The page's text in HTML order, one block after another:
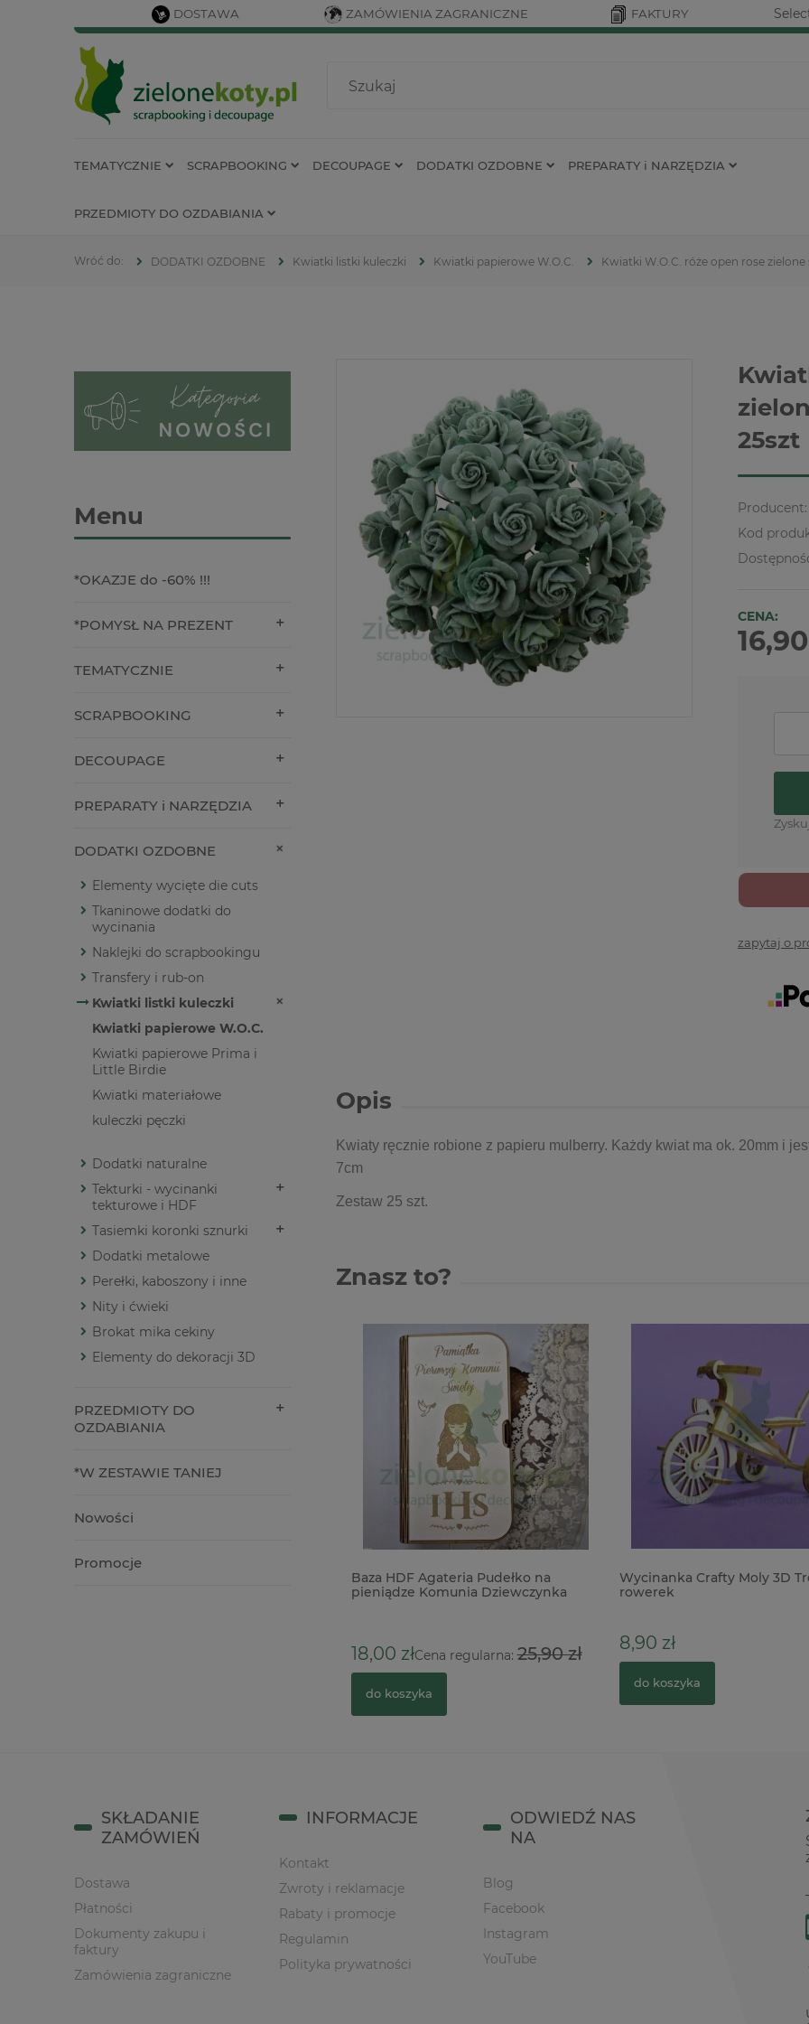
DOSTAWA ZAMÓWIENIA ZAGRANICZNE FAKTURY
TEMATYCZNIE SCRAPBOOKING DECOUPAGE DODATKI OZDOBNE PREPARATY i NARZĘDZIA
PRZEDMIOTY DO OZDABIANIA
DODATKI OZDOBNE Kwiatki listki kuleczki Kwiatki papierowe W.O.C. Kwiatki W.O.C. róże open rose
Menu
*OKAZJE do -60% !!!
*POMYSŁ NA PREZENT
TEMATYCZNIE
SCRAPBOOKING
DECOUPAGE
PREPARATY i NARZĘDZIA
DODATKI OZDOBNE
Elementy wycięte die cuts
Tkaninowe dodatki do
wycinania
Naklejki do scrapbookingu
Transfery i rub-on
Kwiatki listki kuleczki
Kwiatki papierowe W.O.C.
Kwiatki papierowe Prima i
Little Birdie
Kwiatki materiałowe
kuleczki pęczki
Dodatki naturalne
Tekturki - wycinanki
tekturowe i HDF
Tasiemki koronki sznurki
Dodatki metalowe
Perełki, kaboszony i inne
Nity i ćwieki
Brokat mika cekiny
Elementy do dekoracji 3D
PRZEDMIOTY DO
OZDABIANIA
*W ZESTAWIE TANIEJ
Nowości
Promocje
25szt
Producent:
Kod
CENA:
zapytaj o
Opis
Kwiaty ręcznie robione z papieru mulberry. Każdy kwiat ma ok. 20mm i
7cm
Zestaw 25 szt.
Znasz to?
Baza HDF Agateria Pudełko na
pieniądze Komunia Dziewczynka
18,00 złCena regularna:25,90 zł
do koszyka
Wycinanka Crafty Moly 3D
rowerek
8,90 zł
do koszyka
SKŁADANIE
ZAMÓWIEŃ
Dostawa
Płatności
Dokumenty zakupu i
faktury
Zamówienia zagraniczne
INFORMACJE
Kontakt
Zwroty i reklamacje
Rabaty i promocje
Regulamin
Polityka prywatności
ODWIEDŹ NAS
NA
Blog
Facebook
Instagram
YouTube